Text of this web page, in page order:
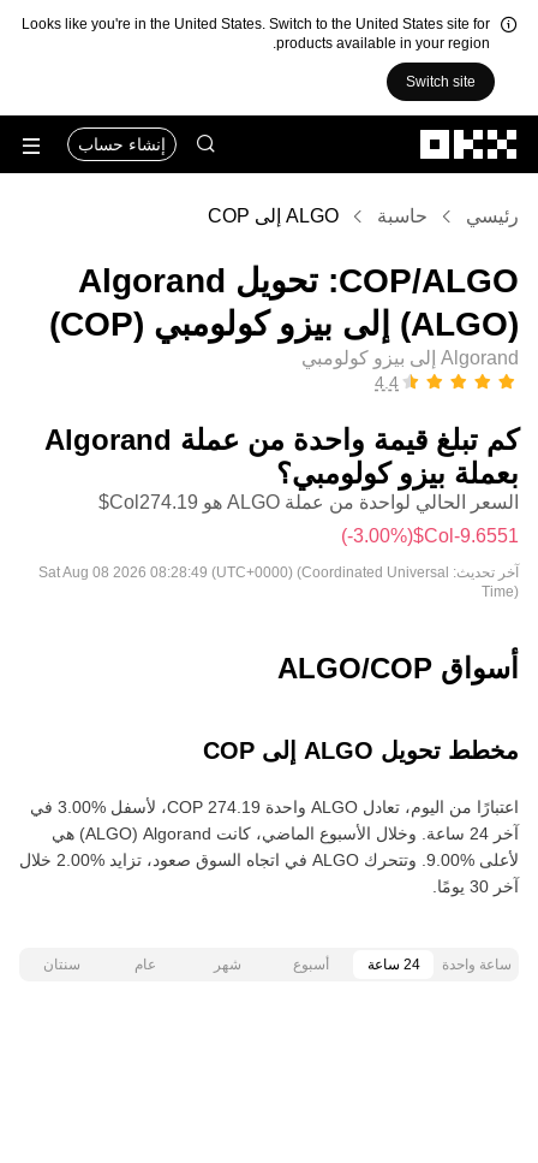
Looks like you're in the United States. Switch to the United States site for
products available in your region.
Switch site
إنشاء حساب
رئيسي حاسبة ALGO إلى COP
‏ALGO/‏COP: تحويل ‏Algorand
(‏ALGO) إلى ‏بيزو كولومبي (‏COP)
Algorand إلى بيزو كولومبي
كم تبلغ قيمة واحدة من عملة ‏Algorand
بعملة ‏بيزو كولومبي؟
السعر الحالي لواحدة من عملة ALGO هو ‏‎‏‎274.19‏‏Col$‏
(‏‎‎-3.00‎%‎‏)
آخر تحديث: Sat Aug 08 2026 08:28:49 (UTC+0000) (Coordinated Universal
Time)
أسواق ALGO/COP
مخطط تحويل ALGO إلى COP
اعتبارًا من اليوم، تعادل ALGO واحدة ‏‎‏‎274.19‏‏ COP‏، لأسفل‏ ‏‎3.00‎%‎‏ في
آخر 24 ساعة. وخلال الأسبوع الماضي، كانت Algorand‏ (ALGO) هي
لأعلى‏ ‏‎9.00‎%‎‏. وتتحرك ALGO في اتجاه السوق صعود‏، تزايد‏ ‏‎2.00‎%‎‏ خلال
آخر 30 يومًا.
ساعة واحدة 24 ساعة أسبوع شهر عام سنتان